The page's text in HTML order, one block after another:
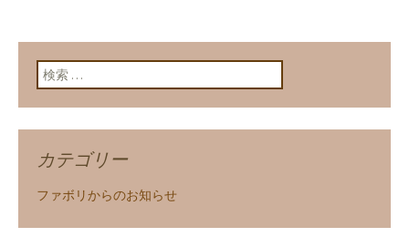
検索:
カテゴリー
ファボリからのお知らせ